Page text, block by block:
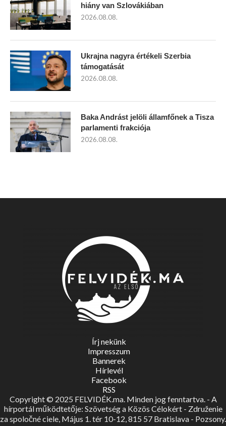
hiány van Szlovákiában
2026.08.08.
Ukrajna nagyra értékeli Szerbia
támogatását
2026.08.08.
Baka Andrást jelöli államfőnek a Tisza
parlamenti frakciója
2026.08.08.
Írj nekünk
Impresszum
Bannerek
Hírlevél
Facebook
RSS
Copyright © 2025 FELVIDÉK.ma. Minden jog fenntartva. - A
hírportál működtetője: Szövetség a Közös Célokért - Združenie
za spoločné ciele, Május 1. tér 10-12, 815 57 Bratislava - Pozsony.